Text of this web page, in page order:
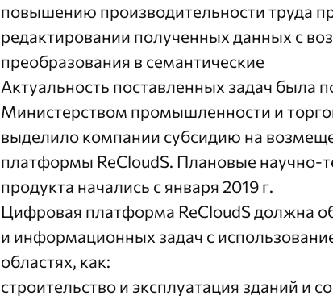
повышению производительности труда
редактировании полученных данных с
преобразования в семантические
Актуальность поставленных задач была
Министерством промышленности и
выделило компании субсидию на
платформы ReCloudS. Плановые научно-
продукта начались с января 2019 г.
Цифровая платформа ReCloudS должна
и информационных задач с
областях, как:
строительство и эксплуатация зданий и